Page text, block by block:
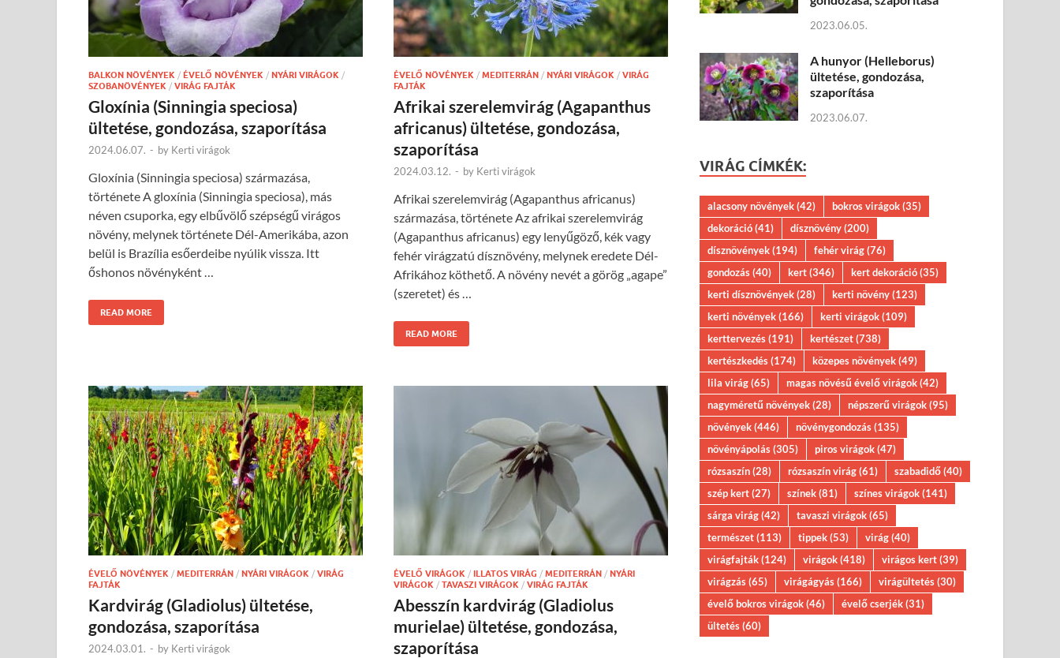
BALKON NÖVÉNYEK / ÉVELŐ NÖVÉNYEK / NYÁRI VIRÁGOK /
SZOBANÖVÉNYEK / VIRÁG FAJTÁK
Gloxínia (Sinningia speciosa)
ültetése, gondozása, szaporítása
2024.06.07. - by Kerti virágok
Gloxínia (Sinningia speciosa) származása,
története A gloxínia (Sinningia speciosa), más
néven csuporka, egy elbűvölő szépségű virágos
növény, melynek története Dél-Amerikába, azon
belül is Brazília esőerdeibe nyúlik vissza. Itt
őshonos növényként …
READ MORE
ÉVELŐ NÖVÉNYEK / MEDITERRÁN / NYÁRI VIRÁGOK / VIRÁG
FAJTÁK
Afrikai szerelemvirág (Agapanthus
africanus) ültetése, gondozása,
szaporítása
2024.03.12. - by Kerti virágok
Afrikai szerelemvirág (Agapanthus africanus)
származása, története Az afrikai szerelemvirág
(Agapanthus africanus) egy lenyűgöző, kék vagy
fehér virágzatú dísznövény, melynek eredete Dél-
Afrikához köthető. A növény nevét a görög „agape”
(szeretet) és …
READ MORE
ÉVELŐ NÖVÉNYEK / MEDITERRÁN / NYÁRI VIRÁGOK / VIRÁG
FAJTÁK
Kardvirág (Gladiolus) ültetése,
gondozása, szaporítása
2024.03.01. - by Kerti virágok
ÉVELŐ VIRÁGOK / ILLATOS VIRÁG / MEDITERRÁN / NYÁRI
VIRÁGOK / TAVASZI VIRÁGOK / VIRÁG FAJTÁK
Abesszín kardvirág (Gladiolus
murielae) ültetése, gondozása,
szaporítása
2023.06.05.
A hunyor (Helleborus)
ültetése, gondozása,
szaporítása
2023.06.07.
VIRÁG CÍMKÉK:
alacsony növények(42) bokros virágok(35)
dekoráció(41) dísznövény(200)
dísznövények(194) fehér virág(76)
gondozás(40) kert(346) kert dekoráció(35)
kerti dísznövények(28) kerti növény(123)
kerti növények(166) kerti virágok(109)
kerttervezés(191) kertészet(738)
kertészkedés(174) közepes növények(49)
lila virág(65) magas növésű évelő virágok(42)
nagyméretű növények(28) népszerű virágok(95)
növények(446) növénygondozás(135)
növényápolás(305) piros virágok(47)
rózsaszín(28) rózsaszín virág(61) szabadidő(40)
szép kert(27) színek(81) színes virágok(141)
sárga virág(42) tavaszi virágok(65)
természet(113) tippek(53) virág(40)
virágfajták(124) virágok(418) virágos kert(39)
virágzás(65) virágágyás(166) virágültetés(30)
évelő bokros virágok(46) évelő cserjék(31)
ültetés(60)